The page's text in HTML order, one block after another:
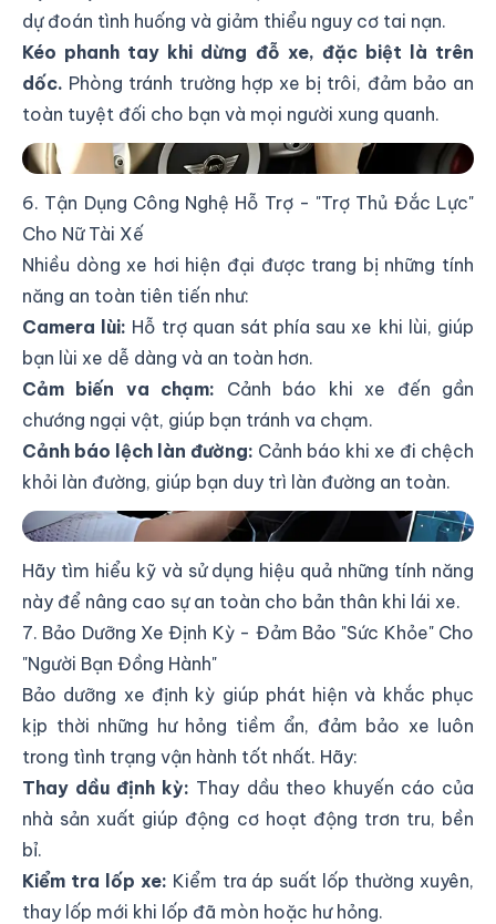
dự đoán tình huống và giảm thiểu nguy cơ tai nạn.
Kéo phanh tay khi dừng đỗ xe, đặc biệt là trên
dốc. Phòng tránh trường hợp xe bị trôi, đảm bảo an
toàn tuyệt đối cho bạn và mọi người xung quanh.
Duy Trì Tốc Độ Ổn Định Khi Lái Xe Ô Tô
6. Tận Dụng Công Nghệ Hỗ Trợ - "Trợ Thủ Đắc Lực"
Cho Nữ Tài Xế
Nhiều dòng xe hơi hiện đại được trang bị những tính
năng an toàn tiên tiến như:
Camera lùi: Hỗ trợ quan sát phía sau xe khi lùi, giúp
bạn lùi xe dễ dàng và an toàn hơn.
Cảm biến va chạm: Cảnh báo khi xe đến gần
chướng ngại vật, giúp bạn tránh va chạm.
Cảnh báo lệch làn đường: Cảnh báo khi xe đi chệch
khỏi làn đường, giúp bạn duy trì làn đường an toàn.
Tận Dụng Công Nghệ Hỗ Trợ Khi Lái Xe Ô Tô
Hãy tìm hiểu kỹ và sử dụng hiệu quả những tính năng
này để nâng cao sự an toàn cho bản thân khi lái xe.
7. Bảo Dưỡng Xe Định Kỳ - Đảm Bảo "Sức Khỏe" Cho
"Người Bạn Đồng Hành"
Bảo dưỡng xe định kỳ giúp phát hiện và khắc phục
kịp thời những hư hỏng tiềm ẩn, đảm bảo xe luôn
trong tình trạng vận hành tốt nhất. Hãy:
Thay dầu định kỳ: Thay dầu theo khuyến cáo của
nhà sản xuất giúp động cơ hoạt động trơn tru, bền
bỉ.
Kiểm tra lốp xe: Kiểm tra áp suất lốp thường xuyên,
thay lốp mới khi lốp đã mòn hoặc hư hỏng.